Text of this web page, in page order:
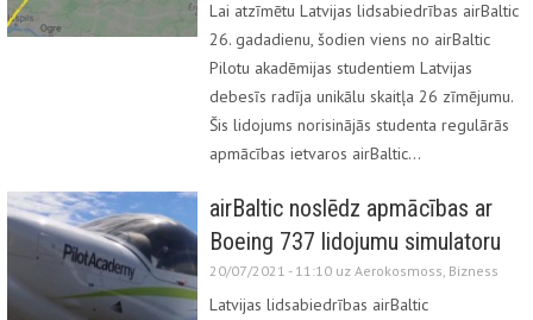
Lai atzīmētu Latvijas lidsabiedrības airBaltic
26. gadadienu, šodien viens no airBaltic
Pilotu akadēmijas studentiem Latvijas
debesīs radīja unikālu skaitļa 26 zīmējumu.
Šis lidojums norisinājās studenta regulārās
apmācības ietvaros airBaltic…
airBaltic noslēdz apmācības ar
Boeing 737 lidojumu simulatoru
20/07/2021 - 11:10 uz Aerokosmoss, Bizness
Latvijas lidsabiedrības airBaltic